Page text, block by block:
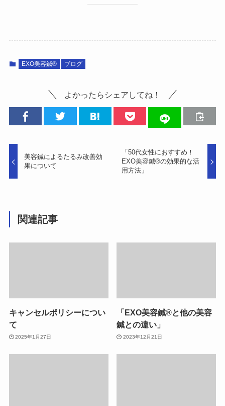
EXO美容鍼®︎ ブログ
よかったらシェアしてね！
美容鍼によるたるみ改善効
果について
「50代女性におすすめ！
EXO美容鍼®︎の効果的な活
用方法」
関連記事
キャンセルポリシーについ
て
2025年1月27日
「EXO美容鍼®︎と他の美容
鍼との違い」
2023年12月21日